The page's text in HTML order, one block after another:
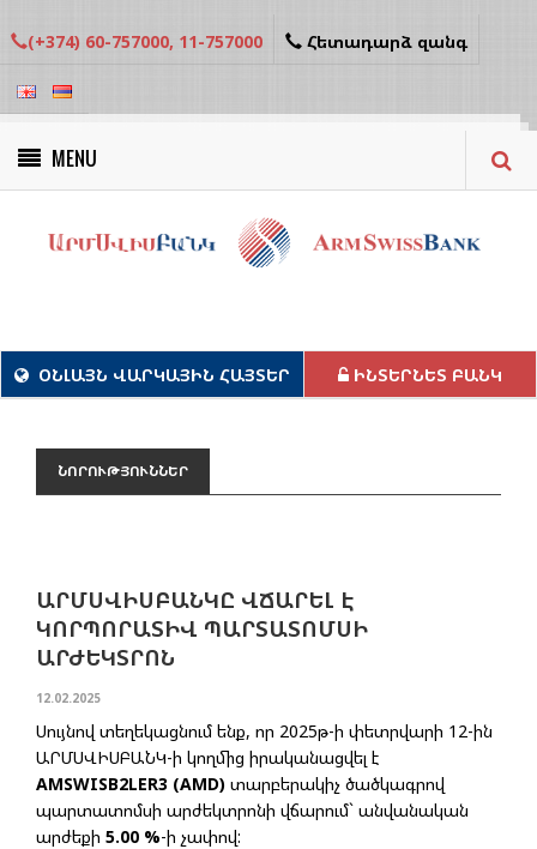
(+374) 60-757000, 11-757000 Հետադարձ զանգ
MENU
ՕՆԼԱՅՆ ՎԱՐԿԱՅԻՆ ՀԱՅՏԵՐ ԻՆՏԵՐՆԵՏ ԲԱՆԿ
ՆՈՐՈՒԹՅՈՒՆՆԵՐ
ԱՐՄՍՎԻՍԲԱՆԿԸ ՎՃԱՐԵԼ Է
ԿՈՐՊՈՐԱՏԻՎ ՊԱՐՏԱՏՈՄՍԻ
ԱՐԺԵԿՏՐՈՆ
12.02.2025
Սույնով տեղեկացնում ենք, որ 2025թ-ի փետրվարի 12-ին
ԱՐՄՍՎԻՍԲԱՆԿ-ի կողմից իրականացվել է
AMSWISB2LER3 (AMD) տարբերակիչ ծածկագրով
պարտատոմսի արժեկտրոնի վճարում` անվանական
արժեքի 5.00 %-ի չափով: